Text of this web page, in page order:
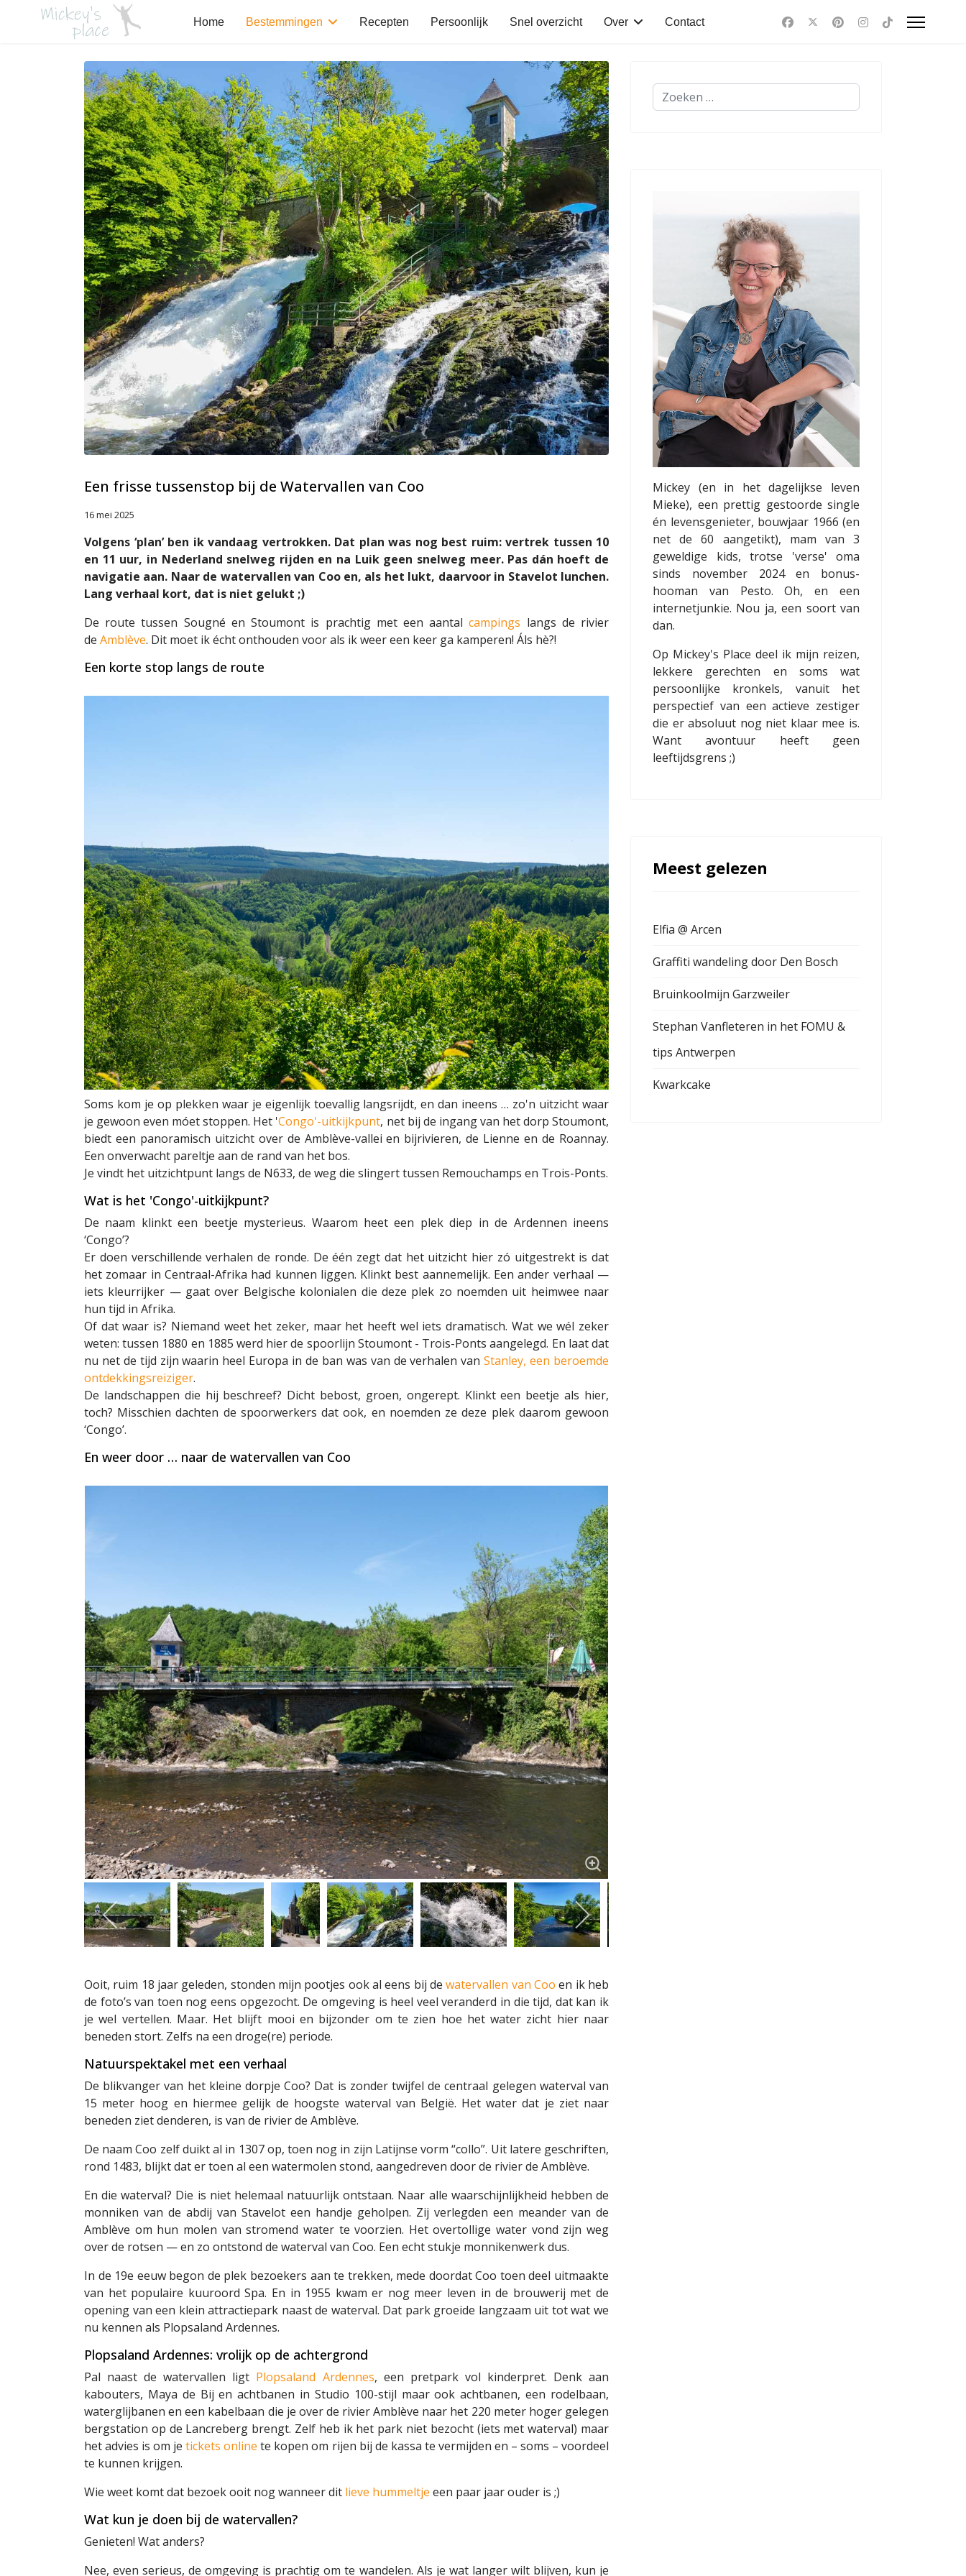
Home Bestemmingen Recepten Persoonlijk Snel overzicht Over Contact
Een frisse tussenstop bij de Watervallen van Coo
16 mei 2025
Volgens ‘plan’ ben ik vandaag vertrokken. Dat plan was nog best ruim: vertrek tussen 10
en 11 uur, in Nederland snelweg rijden en na Luik geen snelweg meer. Pas dán hoeft de
navigatie aan. Naar de watervallen van Coo en, als het lukt, daarvoor in Stavelot lunchen.
Lang verhaal kort, dat is niet gelukt ;)
De route tussen Sougné en Stoumont is prachtig met een aantalcampings langs de rivier
de Amblève. Dit moet ik écht onthouden voor als ik weer een keer ga kamperen! Áls hè?!
Een korte stop langs de route
Soms kom je op plekken waar je eigenlijk toevallig langsrijdt, en dan ineens … zo'n uitzicht waar
je gewoon even móet stoppen. Het 'Congo'-uitkijkpunt, net bij de ingang van het dorp Stoumont,
biedt een panoramisch uitzicht over de Amblève-vallei en bijrivieren, de Lienne en de Roannay.
Een onverwacht pareltje aan de rand van het bos.
Je vindt het uitzichtpunt langs de N633, de weg die slingert tussen Remouchamps en Trois-Ponts.
Wat is het 'Congo'-uitkijkpunt?
De naam klinkt een beetje mysterieus. Waarom heet een plek diep in de Ardennen ineens
‘Congo’?
Er doen verschillende verhalen de ronde. De één zegt dat het uitzicht hier zó uitgestrekt is dat
het zomaar in Centraal-Afrika had kunnen liggen. Klinkt best aannemelijk. Een ander verhaal —
iets kleurrijker — gaat over Belgische kolonialen die deze plek zo noemden uit heimwee naar
hun tijd in Afrika.
Of dat waar is? Niemand weet het zeker, maar het heeft wel iets dramatisch. Wat we wél zeker
weten: tussen 1880 en 1885 werd hier de spoorlijn Stoumont - Trois-Ponts aangelegd. En laat dat
nu net de tijd zijn waarin heel Europa in de ban was van de verhalen vanStanley, een beroemde
ontdekkingsreiziger.
De landschappen die hij beschreef? Dicht bebost, groen, ongerept. Klinkt een beetje als hier,
toch? Misschien dachten de spoorwerkers dat ook, en noemden ze deze plek daarom gewoon
‘Congo’.
En weer door … naar de watervallen van Coo
Ooit, ruim 18 jaar geleden, stonden mijn pootjes ook al eens bij dewatervallen van Coo en ik heb
de foto’s van toen nog eens opgezocht. De omgeving is heel veel veranderd in die tijd, dat kan ik
je wel vertellen. Maar. Het blijft mooi en bijzonder om te zien hoe het water zicht hier naar
beneden stort. Zelfs na een droge(re) periode.
Natuurspektakel met een verhaal
De blikvanger van het kleine dorpje Coo? Dat is zonder twijfel de centraal gelegen waterval van
15 meter hoog en hiermee gelijk de hoogste waterval van België. Het water dat je ziet naar
beneden ziet denderen, is van de rivier de Amblève.
De naam Coo zelf duikt al in 1307 op, toen nog in zijn Latijnse vorm “collo”. Uit latere geschriften,
rond 1483, blijkt dat er toen al een watermolen stond, aangedreven door de rivier de Amblève.
En die waterval? Die is niet helemaal natuurlijk ontstaan. Naar alle waarschijnlijkheid hebben de
monniken van de abdij van Stavelot een handje geholpen. Zij verlegden een meander van de
Amblève om hun molen van stromend water te voorzien. Het overtollige water vond zijn weg
over de rotsen — en zo ontstond de waterval van Coo. Een echt stukje monnikenwerk dus.
In de 19e eeuw begon de plek bezoekers aan te trekken, mede doordat Coo toen deel uitmaakte
van het populaire kuuroord Spa. En in 1955 kwam er nog meer leven in de brouwerij met de
opening van een klein attractiepark naast de waterval. Dat park groeide langzaam uit tot wat we
nu kennen als Plopsaland Ardennes.
Plopsaland Ardennes: vrolijk op de achtergrond
Pal naast de watervallen ligt Plopsaland Ardennes, een pretpark vol kinderpret. Denk aan
kabouters, Maya de Bij en achtbanen in Studio 100-stijl maar ook achtbanen, een rodelbaan,
waterglijbanen en een kabelbaan die je over de rivier Amblève naar het 220 meter hoger gelegen
bergstation op de Lancreberg brengt. Zelf heb ik het park niet bezocht (iets met waterval) maar
het advies is om jetickets online te kopen om rijen bij de kassa te vermijden en – soms – voordeel
te kunnen krijgen.
Wie weet komt dat bezoek ooit nog wanneer dit lieve hummeltje een paar jaar ouder is ;)
Wat kun je doen bij de watervallen?
Genieten! Wat anders?
Nee, even serieus, de omgeving is prachtig om te wandelen. Als je wat langer wilt blijven, kun je
Mickey (en in het dagelijkse leven
Mieke), een prettig gestoorde single
én levensgenieter, bouwjaar 1966 (en
net de 60 aangetikt), mam van 3
geweldige kids, trotse 'verse' oma
sinds november 2024 en bonus-
hooman van Pesto. Oh, en een
internetjunkie. Nou ja, een soort van
dan.
Op Mickey's Place deel ik mijn reizen,
lekkere gerechten en soms wat
persoonlijke kronkels, vanuit het
perspectief van een actieve zestiger
die er absoluut nog niet klaar mee is.
Want avontuur heeft geen
leeftijdsgrens ;)
Meest gelezen
Elfia @ Arcen
Graffiti wandeling door Den Bosch
Bruinkoolmijn Garzweiler
Stephan Vanfleteren in het FOMU &
tips Antwerpen
Kwarkcake